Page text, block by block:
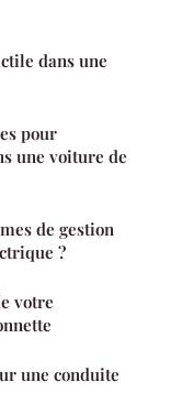
dans une
pour
une voiture de
de gestion
?
votre
une conduite